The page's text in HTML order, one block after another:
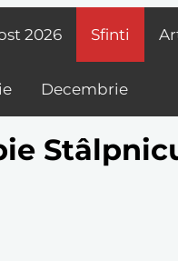
2026 Sfinti
Decembrie